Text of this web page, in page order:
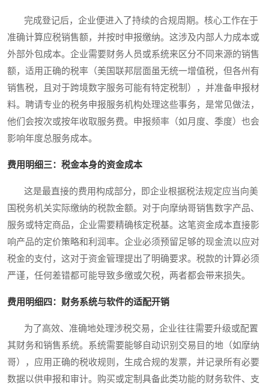
完成登记后，企业便进入了持续的合规周期。核心工作在于
准确计算应税销售额，并按时申报缴纳。这涉及内部人力成本或
外部外包成本。企业需要财务人员或系统来区分不同来源的销售
额，适用正确的税率（美国联邦层面虽无统一增值税，但各州有
销售税，且对于跨境数字服务可能有特定税制），并准备申报材
料。聘请专业的税务申报服务机构处理这些事务，是常见做法，
他们会按次或按年收取服务费。申报频率（如月度、季度）也会
影响年度总服务成本。
费用明细三：税金本身的资金成本
这是最直接的费用构成部分，即企业根据税法规定应当向美
国税务机关实际缴纳的税款金额。对于向摩纳哥销售数字产品、
服务或特定商品，企业需要精确核定税基。这笔资金成本直接影
响产品的定价策略和利润率。企业必须预留足够的现金流以应对
税金的支付，这对于资金管理提出了明确要求。税款的计算必须
严谨，任何差错都可能导致多缴或欠税，两者都会带来损失。
费用明细四：财务系统与软件的适配开销
为了高效、准确地处理涉税交易，企业往往需要升级或配置
其财务和销售系统。系统需要能够自动识别交易目的地（如摩纳
哥），应用正确的税收规则，生成合规的发票，并记录所有必要
数据以供申报和审计。购买或定制具备此类功能的财务软件、支